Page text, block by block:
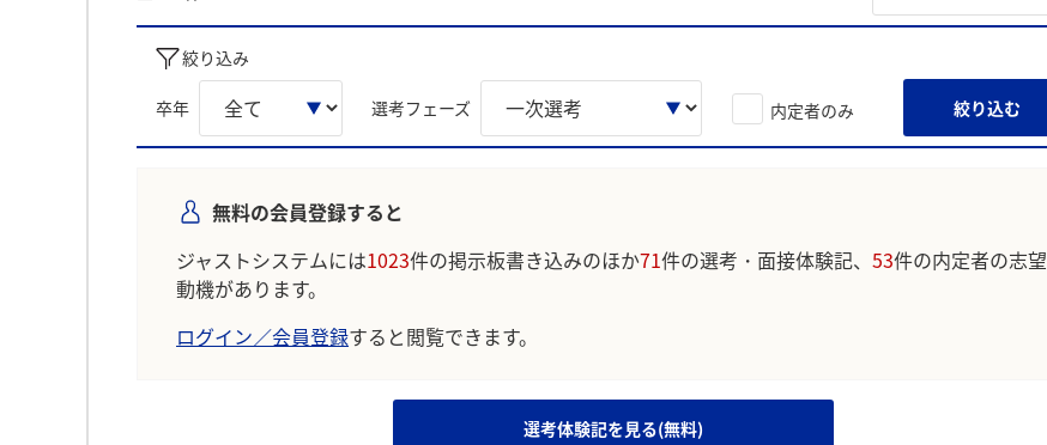
絞り込み
卒年 選考フェーズ 内定者のみ 絞り込む
無料の会員登録すると
ジャストシステムには1023件の掲示板書き込みのほか71件の選考・面接体験記、 53件の内定者の志望
動機があります。
ログイン／会員登録すると閲覧できます。
選考体験記を見る(無料)